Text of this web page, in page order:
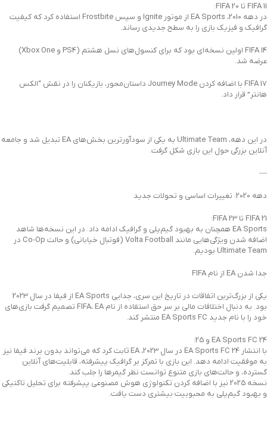
FIFA 11 تا FIFA 20:
در دهه 2010، EA Sports از موتور Ignite و سپس Frostbite استفاده کرد که کیفیت
گرافیک و فیزیک بازی را به سطح جدیدی رساند.
FIFA 14 اولین نسخه‌ای بود که برای کنسول‌های نسل هشتم (PS4 و Xbox One)
عرضه شد.
FIFA 17 با اضافه کردن Journey Mode داستان‌محور، بازیکنان را در نقش “الکس
هانتر” قرار داد.
در این دهه، Ultimate Team به یکی از سودآورترین بخش‌های EA تبدیل شد و جامعه
آنلاین بزرگی حول این بازی شکل گرفت.
—
دهه 2020: تغییرات اساسی و تحولات جدید
FIFA 21 تا FIFA 23:
EA Sports همچنان به بهبود گیم‌پلی و گرافیک ادامه داد. در این نسخه‌ها شاهد
اضافه شدن ویژگی‌هایی مانند Volta Football (فوتبال خیابانی) و حالت Co-Op در
Ultimate Team بودیم.
جدا شدن EA از نام FIFA
یکی از بزرگ‌ترین اتفاقات در تاریخ این سری، جدایی EA Sports از فیفا در سال 2023
بود. به دنبال اختلافات مالی بر سر حق استفاده از نام FIFA، EA تصمیم گرفت بازی‌های
خود را با نام جدید EA Sports FC منتشر کند.
EA Sports FC 24 و 25:
با انتشار EA Sports FC 24 در سال 2023، EA ثابت کرد که می‌تواند بدون برند فیفا نیز
به موفقیت ادامه دهد. این بازی با تمرکز بر گرافیک پیشرفته، قابلیت‌های آنلاین
گسترده، و حالت‌های بازی متنوع توانست نظر گیمرها را جلب کند.
نسخه 2025 نیز با اضافه کردن تکنولوژی هوش مصنوعی پیشرفته برای تحلیل تاکتیکی
و بهبود گیم‌پلی به محبوبیت بیشتری دست یافت.